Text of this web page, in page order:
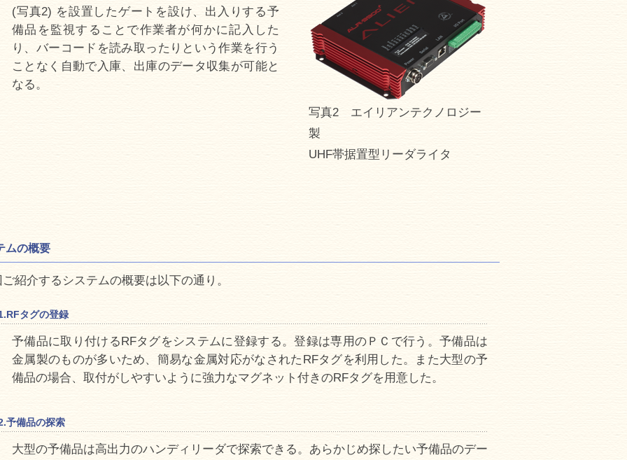
(写真2) を設置したゲートを設け、出入りする予
備品を監視することで作業者が何かに記入した
り、バーコードを読み取ったりという作業を行う
ことなく自動で入庫、出庫のデータ収集が可能と
なる。
写真2 エイリアンテクノロジー
製
UHF帯据置型リーダライタ
ムの概要
紹介するシステムの概要は以下の通り。
タグの登録
予備品に取り付けるRFタグをシステムに登録する。登録は専用のＰＣで行う。予備品は
金属製のものが多いため、簡易な金属対応がなされたRFタグを利用した。また大型の予
備品の場合、取付がしやすいように強力なマグネット付きのRFタグを用意した。
予備品の探索
大型の予備品は高出力のハンディリーダで探索できる。あらかじめ探したい予備品のデー